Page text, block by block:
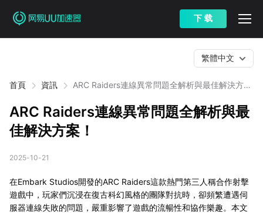
下 载
首頁 資訊
ARC Raiders連線異常問題全解析與最佳解決方
繁體中文
ARC Raiders連線異常問題全解析與最
佳解決方案！
2025-10-21
在Embark Studios開發的ARC Raiders這款熱門第三人稱合作射擊
遊戲中，玩家們沉浸在復古科幻風格的團隊對抗時，卻頻繁遭遇伺
服器連線失敗的問題，嚴重影響了遊戲的流暢性和協作樂趣。本文